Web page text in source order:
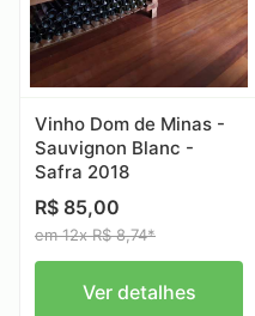
Vinho Dom de Minas -
Sauvignon Blanc -
Safra 2018
R$ 85,00
em 12x R$ 8,74*
Ver detalhes